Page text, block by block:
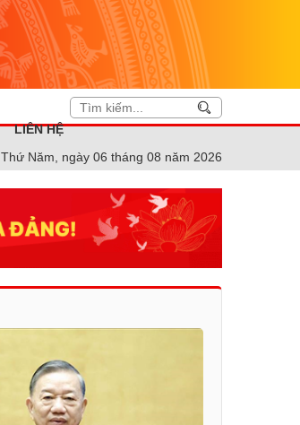
LIÊN HỆ
Thứ Năm, ngày 06 tháng 08 năm 2026